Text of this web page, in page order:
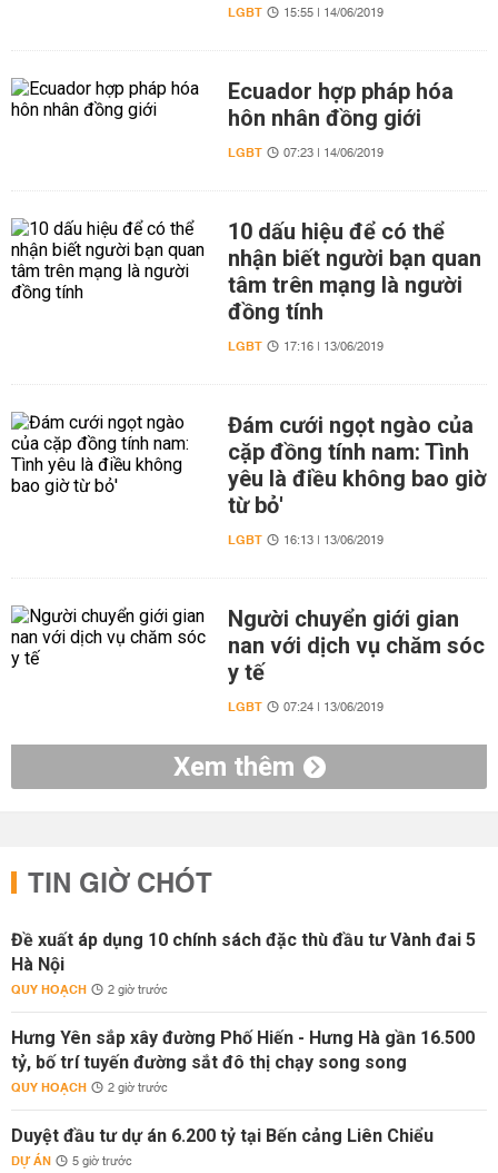
LGBT 15:55 | 14/06/2019
Ecuador hợp pháp hóa
hôn nhân đồng giới
LGBT 07:23 | 14/06/2019
10 dấu hiệu để có thể
nhận biết người bạn quan
tâm trên mạng là người
đồng tính
LGBT 17:16 | 13/06/2019
Đám cưới ngọt ngào của
cặp đồng tính nam: Tình
yêu là điều không bao giờ
từ bỏ'
LGBT 16:13 | 13/06/2019
Người chuyển giới gian
nan với dịch vụ chăm sóc
y tế
LGBT 07:24 | 13/06/2019
Xem thêm
TIN GIỜ CHÓT
Đề xuất áp dụng 10 chính sách đặc thù đầu tư Vành đai 5
Hà Nội
QUY HOẠCH 2 giờ trước
Hưng Yên sắp xây đường Phố Hiến - Hưng Hà gần 16.500
tỷ, bố trí tuyến đường sắt đô thị chạy song song
QUY HOẠCH 2 giờ trước
Duyệt đầu tư dự án 6.200 tỷ tại Bến cảng Liên Chiểu
DỰ ÁN 5 giờ trước